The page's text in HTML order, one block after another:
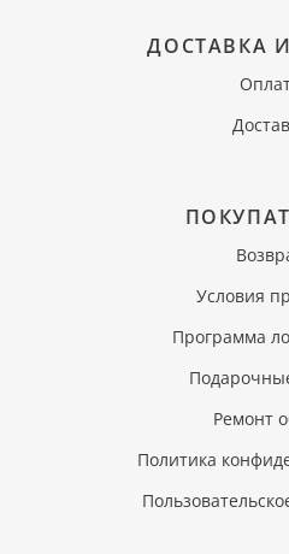
ДОСТАВКА
Условия
Программа
Ремонт
Политика